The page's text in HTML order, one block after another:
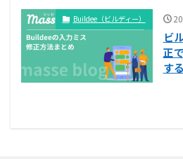
Buildee（ビルディー）
ビ
正
す